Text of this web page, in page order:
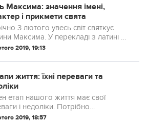
Максима: значення імені,
і прикмети свята
3 лютого увесь світ святкує
Максима. У перекладі з латині це
"найбільший".
2019, 19:13
життя: їхні переваги та
етап нашого життя має свої
і недоліки. Потрібно
моментом і завжди
2019, 18:57